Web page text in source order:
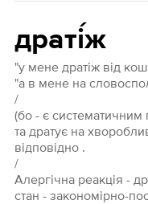
драті́ж
"у мене дратіж від
"а в мене на
/
(бо - є систематичним
та дратує на
відповідно .
/
Алергічна реакція -
стан - закономірно-